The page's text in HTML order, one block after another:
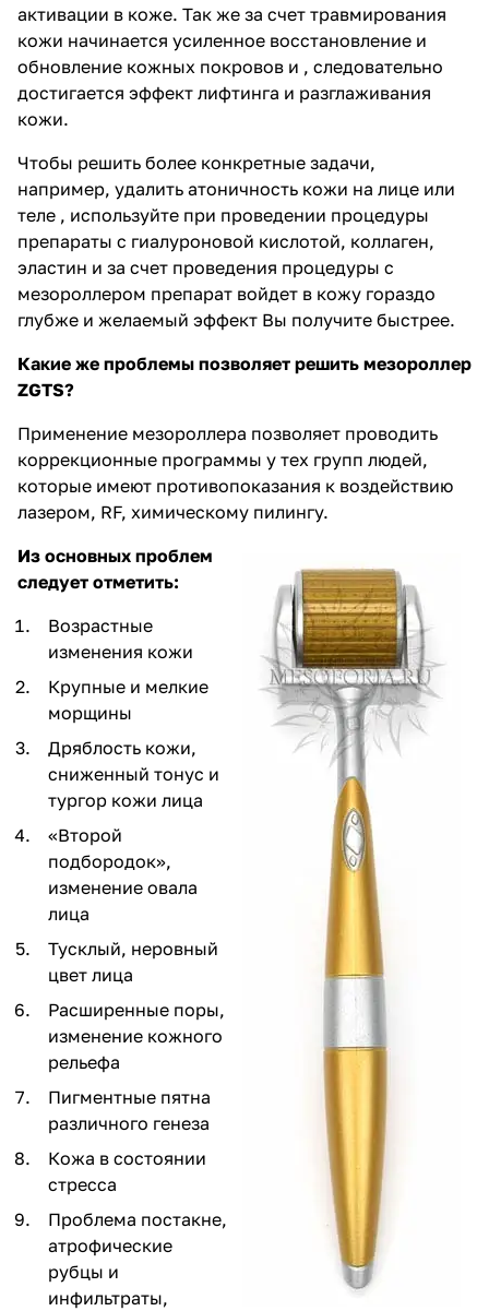
активации в коже. Так же за счет травмирования
кожи начинается усиленное восстановление и
обновление кожных покровов и , следовательно
достигается эффект лифтинга и разглаживания
кожи.
Чтобы решить более конкретные задачи,
например, удалить атоничность кожи на лице или
теле , используйте при проведении процедуры
препараты с гиалуроновой кислотой, коллаген,
эластин и за счет проведения процедуры с
мезороллером препарат войдет в кожу гораздо
глубже и желаемый эффект Вы получите быстрее.
Какие же проблемы позволяет решить мезороллер
ZGTS?
Применение мезороллера позволяет проводить
коррекционные программы у тех групп людей,
которые имеют противопоказания к воздействию
лазером, RF, химическому пилингу.
Из основных проблем
следует отметить:
Возрастные
изменения кожи
Крупные и мелкие
морщины
Дряблость кожи,
сниженный тонус и
тургор кожи лица
«Второй
подбородок»,
изменение овала
лица
Тусклый, неровный
цвет лица
Расширенные поры,
изменение кожного
рельефа
Пигментные пятна
различного генеза
Кожа в состоянии
стресса
Проблема постакне,
атрофические
рубцы и
инфильтраты,